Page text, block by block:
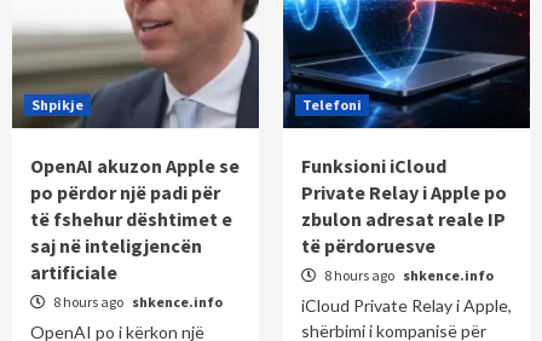
Shpikje
OpenAI akuzon Apple se
po përdor një padi për
të fshehur dështimet e
saj në inteligjencën
artificiale
8 hours ago shkence.info
OpenAI po i kërkon një
Telefoni
Funksioni iCloud
Private Relay i Apple po
zbulon adresat reale IP
të përdoruesve
8 hours ago shkence.info
iCloud Private Relay i Apple,
shërbimi i kompanisë për